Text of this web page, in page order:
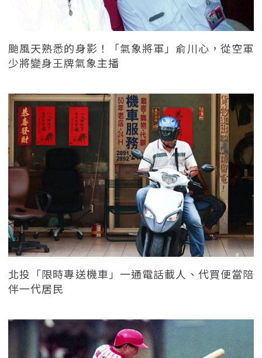
颱風天熟悉的身影！「氣象將軍」俞川心，從空軍
少將變身王牌氣象主播
北投「限時專送機車」一通電話載人、代買便當陪
伴一代居民